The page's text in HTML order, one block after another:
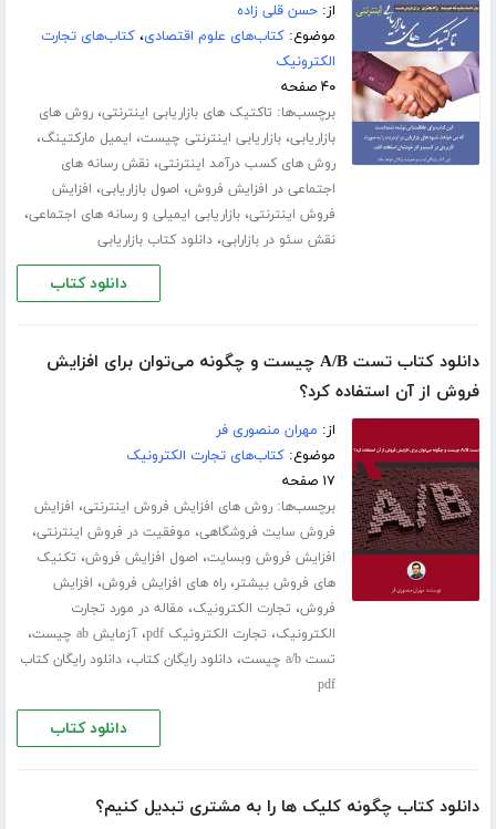
از:حسن قلی زاده
موضوع:کتاب‌های علوم اقتصادی،کتاب‌های تجارت
الکترونیک
۴۰ صفحه
برچسب‌ها: تاکتیک های بازاریابی اینترنتی،روش های
بازاریابی،بازاریابی اینترنتی چیست، ایمیل مارکتینگ،
روش های کسب درآمد اینترنتی،نقش رسانه های
اجتماعی در افزایش فروش، اصول بازاریابی، افزایش
فروش اینترنتی،بازاریابی ایمیلی و رسانه های اجتماعی،
نقش سئو در بازارابی،دانلود کتاب بازاریابی
دانلود کتاب
دانلود کتاب تست A/B چیست و چگونه می‌توان برای افزایش
فروش از آن استفاده کرد؟
از: مهران منصوری فر
موضوع:کتاب‌های تجارت الکترونیک
۱۷ صفحه
برچسب‌ها:روش های افزایش فروش اینترنتی، افزایش
فروش سایت فروشگاهی، موفقیت در فروش اینترنتی،
افزایش فروش وبسایت، اصول افزایش فروش، تکنیک
های فروش بیشتر،راه های افزایش فروش، افزایش
فروش، تجارت الکترونیک، مقاله در مورد تجارت
الکترونیک، تجارت الکترونیک pdf ،آزمایش ab چیست ،
تست a/b چیست ،دانلود رایگان کتاب،دانلود رایگان کتاب
pdf
دانلود کتاب
دانلود کتاب چگونه کلیک ها را به مشتری تبدیل کنیم؟